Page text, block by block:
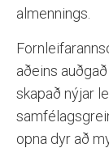
almennings.
aðeins
skapað nýjar
opna dyr að